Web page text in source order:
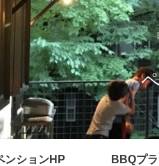
ンションHP BBQプ